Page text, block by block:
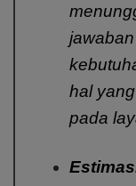
hal
pada